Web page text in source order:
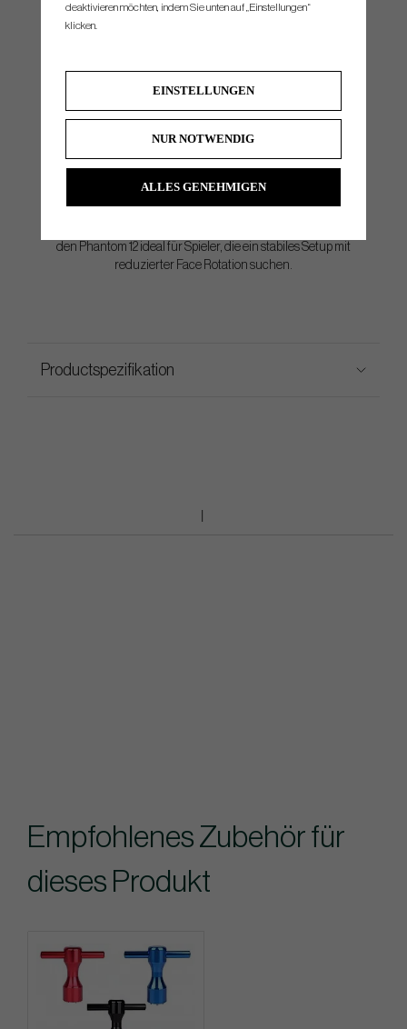
Single Sight Line und T-Crown
Alignment
den Golfball beim Ansprechen klar einzurahmen und eine
den Phantom 12 ideal für Spieler, die ein stabiles Setup mit
reduzierter Face Rotation suchen.
Productspezifikation
Empfohlenes Zubehör für
dieses Produkt
deaktivieren möchten, indem Sie unten auf „Einstellungen“
klicken.
EINSTELLUNGEN
NUR NOTWENDIG
ALLES GENEHMIGEN